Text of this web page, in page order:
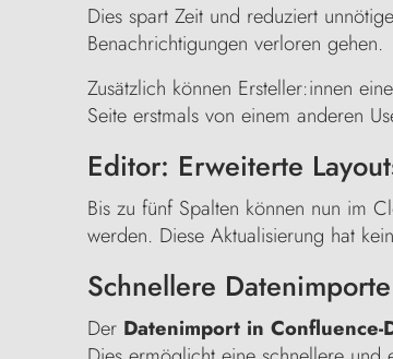
Dies spart Zeit und reduziert
Benachrichtigungen verloren gehen.
Zusätzlich können Ersteller:innen
Seite erstmals von einem anderen
Editor: Erweiterte
Bis zu fünf Spalten können nun im
werden. Diese Aktualisierung hat
Schnellere
Der Datenimport in Confluence-